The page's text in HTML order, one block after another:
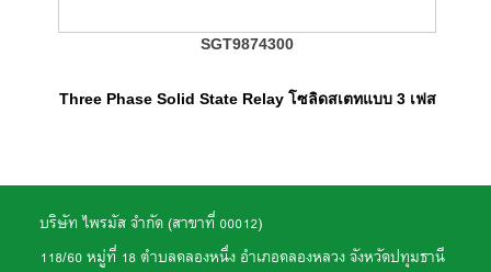
SGT9874300
Three Phase Solid State Relay โซลิดสเตทแบบ 3 เฟส
บริษัท ไพรมัส จำกัด (สาขาที่ 00012)
118/60 หมู่ที่ 18 ตำบลคลองหนึ่ง อำเภอคลองหลวง จังหวัดปทุมธานี